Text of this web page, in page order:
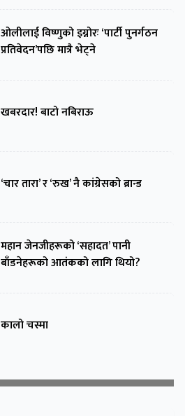
ओलीलाई विष्णुको इग्नोरः ‘पार्टी पुनर्गठन
प्रतिवेदन’पछि मात्रै भेट्ने
खबरदार! बाटो नबिराऊ
‘चार तारा’ र ‘रुख’ नै कांग्रेसको ब्रान्ड
महान जेनजीहरूको ‘सहादत’ पानी
बाँडनेहरूको आतंकको लागि थियो?
कालो चस्मा